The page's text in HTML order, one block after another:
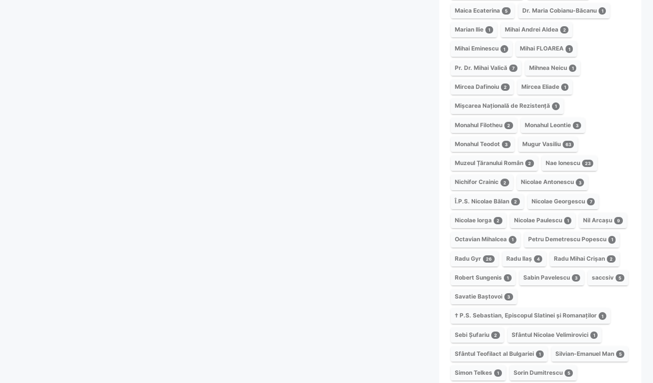
Maica Ecaterina 5 Dr. Maria Cobianu-Băcanu 1
Marian Ilie 1 Mihai Andrei Aldea 2
Mihai Eminescu 1 Mihai FLOAREA 1
Pr. Dr. Mihai Valică 7 Mihnea Neicu 1
Mircea Dafinoiu 2 Mircea Eliade 1
Mișcarea Națională de Rezistență 1
Monahul Filotheu 2 Monahul Leontie 3
Monahul Teodot 3 Mugur Vasiliu 63
Muzeul Țăranului Român 2 Nae Ionescu 23
Nichifor Crainic 2 Nicolae Antonescu 3
Î.P.S. Nicolae Bălan 2 Nicolae Georgescu 7
Nicolae Iorga 2 Nicolae Paulescu 1 Nil Arcașu 9
Octavian Mihalcea 1 Petru Demetrescu Popescu 1
Radu Gyr 26 Radu Ilaș 4 Radu Mihai Crișan 2
Robert Sungenis 1 Sabin Pavelescu 3 saccsiv 5
Savatie Baștovoi 3
† P.S. Sebastian, Episcopul Slatinei și Romanaților 1
Sebi Șufariu 2 Sfântul Nicolae Velimirovici 1
Sfântul Teofilact al Bulgariei 1 Silvian-Emanuel Man 5
Simon Telkes 1 Sorin Dumitrescu 5